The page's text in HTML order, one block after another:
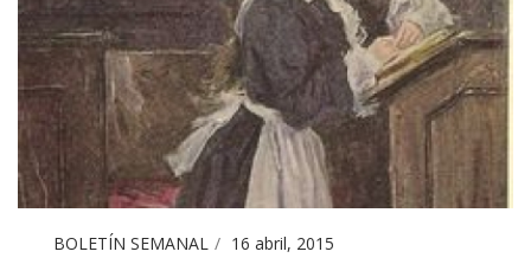
BOLETÍN SEMANAL 16 abril, 2015